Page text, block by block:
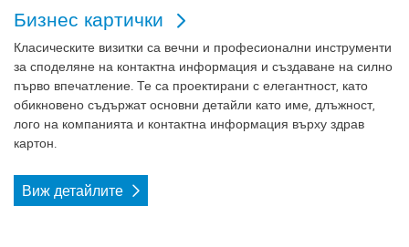
Бизнес картички
Класическите визитки са вечни и професионални инструменти
за споделяне на контактна информация и създаване на силно
първо впечатление. Те са проектирани с елегантност, като
обикновено съдържат основни детайли като име, длъжност,
лого на компанията и контактна информация върху здрав
картон.
Виж детайлите